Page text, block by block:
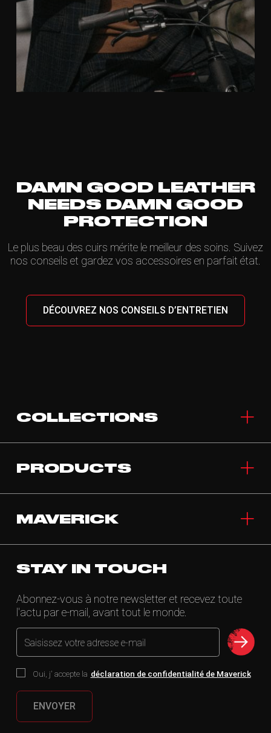
DAMN GOOD LEATHER
NEEDS DAMN GOOD
PROTECTION
Le plus beau des cuirs mérite le meilleur des soins. Suivez
nos conseils et gardez vos accessoires en parfait état.
DÉCOUVREZ NOS CONSEILS D’ENTRETIEN
COLLECTIONS
PRODUCTS
MAVERICK
STAY IN TOUCH
Abonnez-vous à notre newsletter et recevez toute
l'actu par e-mail, avant tout le monde.
Saisissez votre adresse e-mail
Oui, j' accepte la déclaration de confidentialité de Maverick
ENVOYER